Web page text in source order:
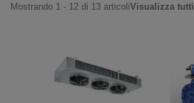
Mostrando 1 - 12 di 13 articoliVisualizza tutti